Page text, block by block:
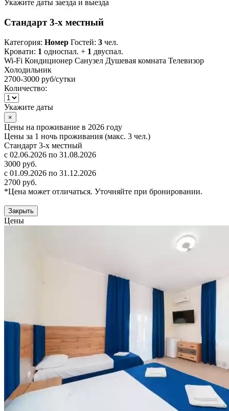
Укажите даты заезда и выезда
Стандарт 3-х местный
Категория: Номер Гостей: 3 чел.
Кровати: 1 односпал. + 1 двуспал.
Wi-Fi Кондиционер Санузел Душевая комната Телевизор
Холодильник
2700-3000 руб/сутки
Количество:
Укажите даты
×
Цены на проживание в 2026 году
Цены за 1 ночь проживания (макс. 3 чел.)
Стандарт 3-х местный
с 02.06.2026 по 31.08.2026
3000 руб.
с 01.09.2026 по 31.12.2026
2700 руб.
*Цена может отличаться. Уточняйте при бронировании.
Закрыть
Цены